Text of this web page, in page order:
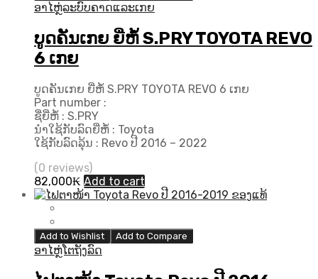
ອາໄຫຼ່ລະບົບຄາດແລະເກຍ
ບູດຄັນເກຍ ຍີ່ຫໍ້ S.PRY TOYOTA REVO
6 ເກຍ
ບູດຄັນເກຍ ຍີ່ຫໍ້ S.PRY TOYOTA REVO 6 ເກຍ
Part number :
ຊື່ຍີ່ຫໍ້ : S.PRY
ນຳໃຊ້ກັບລົດຍີ່ຫໍ້ : Toyota
ໃຊ້ກັບລົດລຸ້ນ : Revo ປີ 2016 – 2022
(0 reviews)
82,000₭ Add to cart
Add to Wishlist Add to Compare
ອາໄຫຼ່ໂຕຖັງລົດ